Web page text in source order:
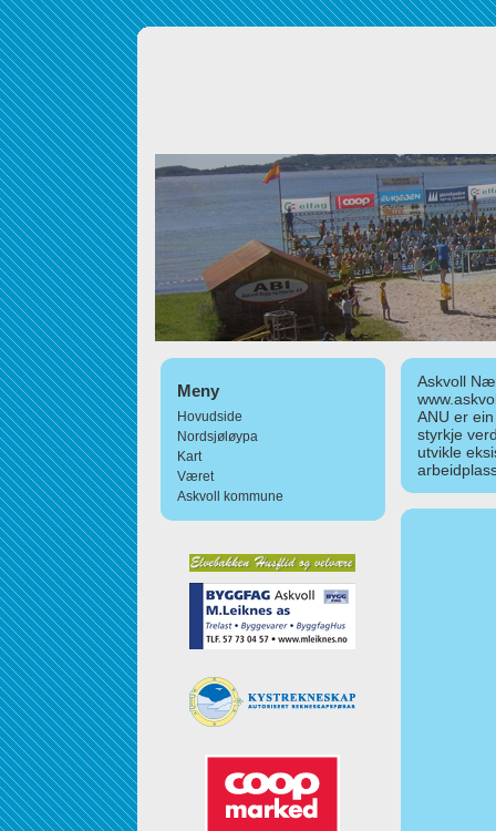
Meny
Hovudside
Nordsjøløypa
Kart
Været
Askvoll kommune
Askvoll
ANU er
styrkje
utvikle